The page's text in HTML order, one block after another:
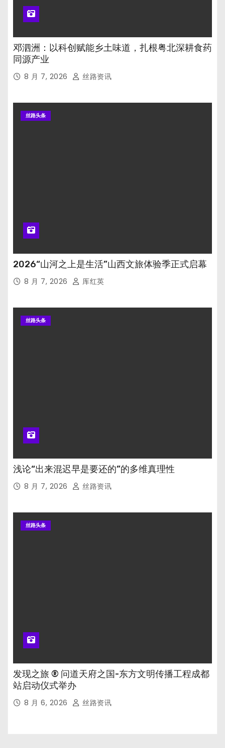
邓泗洲：以科创赋能乡土味道，扎根粤北深耕食药
同源产业
8 月 7, 2026 丝路资讯
丝路头条
2026“山河之上是生活”山西文旅体验季正式启幕
8 月 7, 2026 厍红英
丝路头条
浅论“出来混迟早是要还的”的多维真理性
8 月 7, 2026 丝路资讯
丝路头条
发现之旅 ® 问道天府之国-东方文明传播工程成都
站启动仪式举办
8 月 6, 2026 丝路资讯